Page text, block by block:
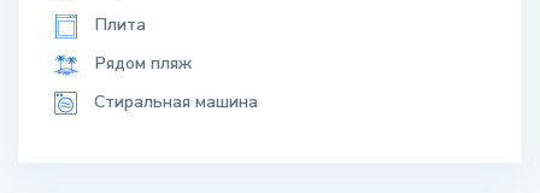
Плита
Рядом пляж
Стиральная машина